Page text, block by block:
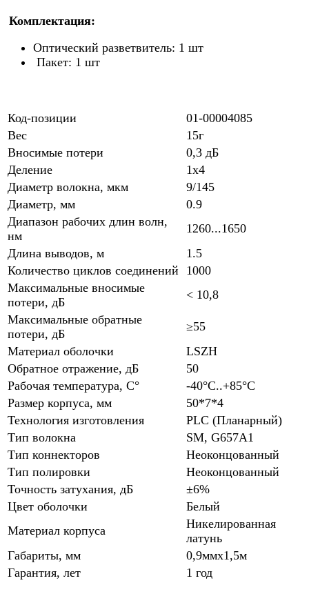
Комплектация:
Оптический разветвитель: 1 шт
Пакет: 1 шт
Код-позиции
01-00004085
Вес
15г
Вносимые потери
0,3 дБ
Деление
1х4
Диаметр волокна, мкм
9/145
Диаметр, мм
0.9
Диапазон рабочих длин волн,
нм
1260...1650
Длина выводов, м
1.5
Количество циклов соединений
1000
Максимальные вносимые
потери, дБ
< 10,8
Максимальные обратные
потери, дБ
≥55
Материал оболочки
LSZH
Обратное отражение, дБ
50
Рабочая температура, С°
-40°С..+85°С
Размер корпуса, мм
50*7*4
Технология изготовления
PLC (Планарный)
Тип волокна
SM, G657A1
Тип коннекторов
Неоконцованный
Тип полировки
Неоконцованный
Точность затухания, дБ
±6%
Цвет оболочки
Белый
Материал корпуса
Никелированная
латунь
Габариты, мм
0,9ммx1,5м
Гарантия, лет
1 год